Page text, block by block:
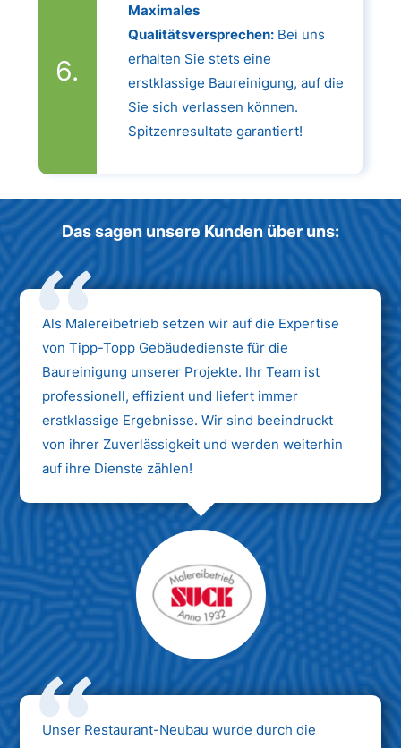
Maximales
Qualitätsversprechen:Bei uns
erhalten Sie stets eine
erstklassige Baureinigung, auf die
Sie sich verlassen können.
Spitzenresultate garantiert!
Das sagen unsere Kunden über uns:
Als Malereibetrieb setzen wir auf die Expertise
von Tipp-Topp Gebäudedienste für die
Baureinigung unserer Projekte. Ihr Team ist
professionell, effizient und liefert immer
erstklassige Ergebnisse. Wir sind beeindruckt
von ihrer Zuverlässigkeit und werden weiterhin
auf ihre Dienste zählen!
Unser Restaurant-Neubau wurde durch die